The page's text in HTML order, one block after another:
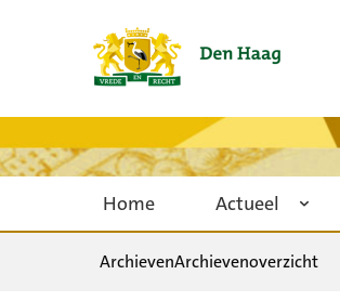
Home Actueel
ArchievenArchievenoverzicht